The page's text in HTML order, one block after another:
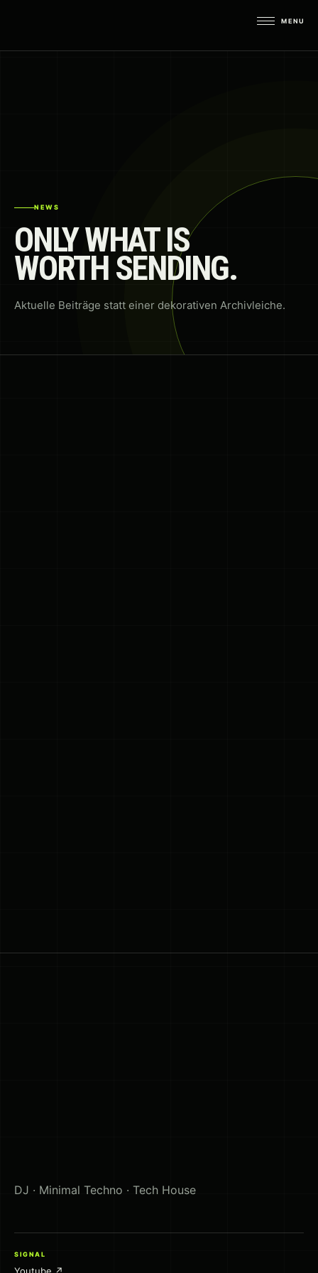
MENU
HAF­TUNGS­AUS­
SCHLUSS
COO­KIE-RICHT­LI­NIE
(EU)
NEWS
ONLY WHAT IS
WORTH SENDING.
Aktuelle Beiträge statt einer dekorativen Archivleiche.
DJ · Minimal Techno · Tech House
SIGNAL